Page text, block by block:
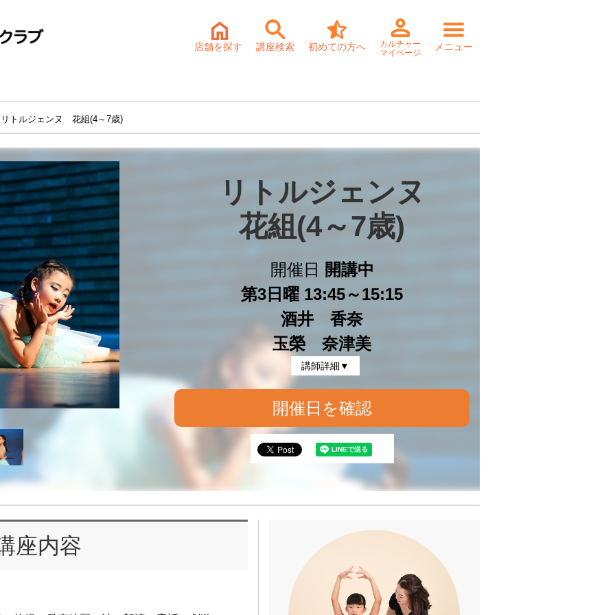
店舗を探す 講座検索 初めての方へ
カルチャー
マイページ
メニュー
トルジェンヌ 花組(4～7歳)
リトルジェンヌ
花組(4～7歳)
開催日
開講中
第3日曜 13:45～15:15
酒井 香奈
玉榮 奈津美
講師詳細▼
開催日を確認
座内容